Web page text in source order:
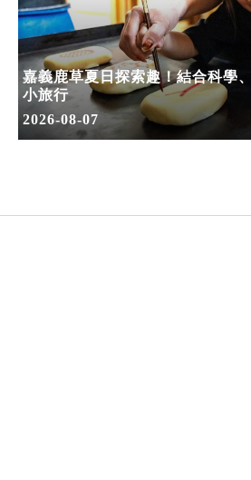
嘉義鹿草夏日探索趣！結合科學
小旅行
2026-08-07